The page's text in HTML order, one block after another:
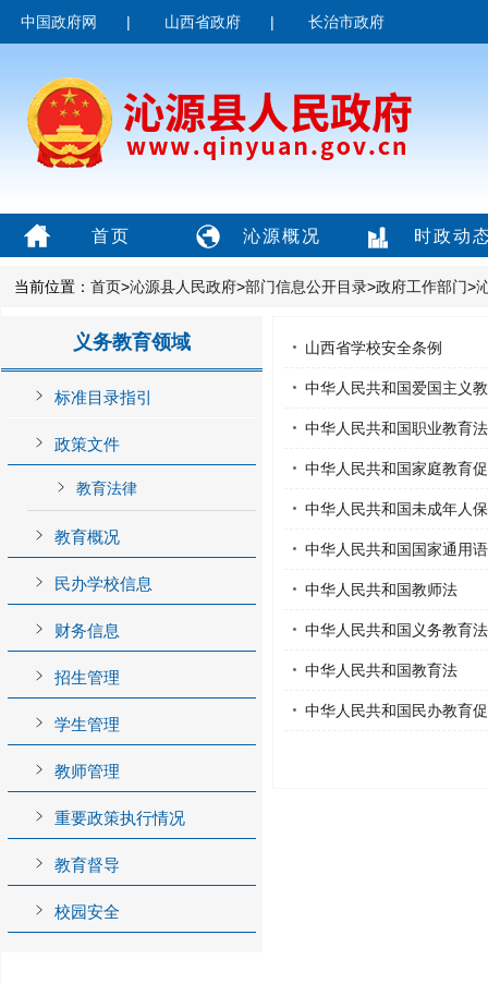
中国政府网 | 山西省政府 | 长治市政府
首页 沁源概况 时政动
当前位置： 首页>沁源县人民政府>部门信息公开目录>政府工作部门>
义务教育领域
标准目录指引
政策文件
教育法律
教育概况
民办学校信息
财务信息
招生管理
学生管理
教师管理
重要政策执行情况
教育督导
校园安全
山西省学校安全条例
中华人民共和国爱国主义
中华人民共和国职业教育法
中华人民共和国家庭教育
中华人民共和国未成年人
中华人民共和国国家通用
中华人民共和国教师法
中华人民共和国义务教育法
中华人民共和国教育法
中华人民共和国民办教育